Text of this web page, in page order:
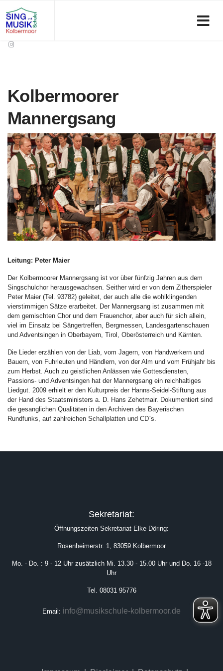
Kolbermoorer
Mannergsang
Leitung: Peter Maier
Der Kolbermoorer Mannergsang ist vor über fünfzig Jahren aus dem
Singschulchor herausgewachsen. Seither wird er von dem Zitherspieler
Peter Maier (Tel. 93782) geleitet, der auch alle die wohlklingenden
vierstimmigen Sätze erarbeitet. Der Mannergsang ist zusammen mit
dem gemischten Chor und dem Frauenchor, aber auch für sich allein,
viel im Einsatz bei Sängertreffen, Bergmessen, Landesgartenschauen
und Adventsingen in Oberbayern, Tirol, Oberösterreich und Kärnten.
Die Lieder erzählen von der Liab, vom Jagern, von Handwerkern und
Bauern, von Fuhrleuten und Händlern, von der Alm und vom Frühjahr bis
zum Herbst. Auch zu geistlichen Anlässen wie Gottesdiensten,
Passions- und Adventsingen hat der Mannergsang ein reichhaltiges
Liedgut. 2009 erhielt er den Kulturpreis der Hanns-Seidel-Stiftung aus
der Hand des Staatsministers a. D. Hans Zehetmair. Dokumentiert sind
die gesanglichen Qualitäten in den Archiven des Bayerischen
Rundfunks, auf zahlreichen Schallplatten und CD`s.
Sekretariat:
Öffnungszeiten Sekretariat Elke Döring:
Rosenheimerstr. 1, 83059 Kolbermoor
Mo. - Do. : 9 - 12 Uhr zusätzlich Mi. 13.30 - 15.00 Uhr und Do. 16 -18
Uhr
Tel. 08031 95776
Email: info@musikschule-kolbermoor.de